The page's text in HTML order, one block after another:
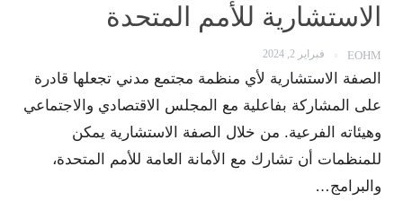
الاستشارية للأمم المتحدة
EOHM فبراير 2, 2024
الصفة الاستشارية لأي منظمة مجتمع مدني تجعلها قادرة
على المشاركة بفاعلية مع المجلس الاقتصادي والاجتماعي
وهيئاته الفرعية. من خلال الصفة الاستشارية يمكن
للمنظمات أن تشارك مع الأمانة العامة للأمم المتحدة،
والبرامج…